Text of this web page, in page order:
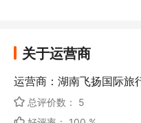
关于运营商
运营商：湖南飞扬国际旅
总评价数： 5